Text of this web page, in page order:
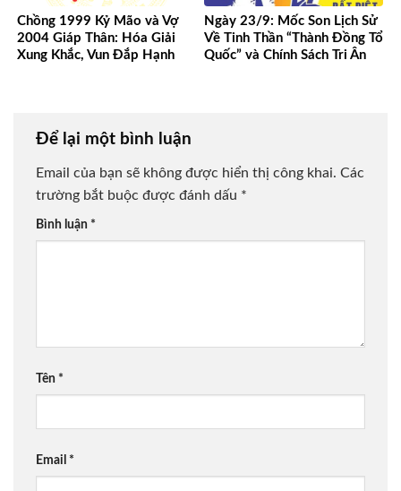
Chồng 1999 Kỷ Mão và Vợ
2004 Giáp Thân: Hóa Giải
Xung Khắc, Vun Đắp Hạnh
Ngày 23/9: Mốc Son Lịch Sử
Về Tinh Thần “Thành Đồng Tổ
Quốc” và Chính Sách Tri Ân
Để lại một bình luận
Email của bạn sẽ không được hiển thị công khai. Các
trường bắt buộc được đánh dấu *
Bình luận *
Tên *
Email *